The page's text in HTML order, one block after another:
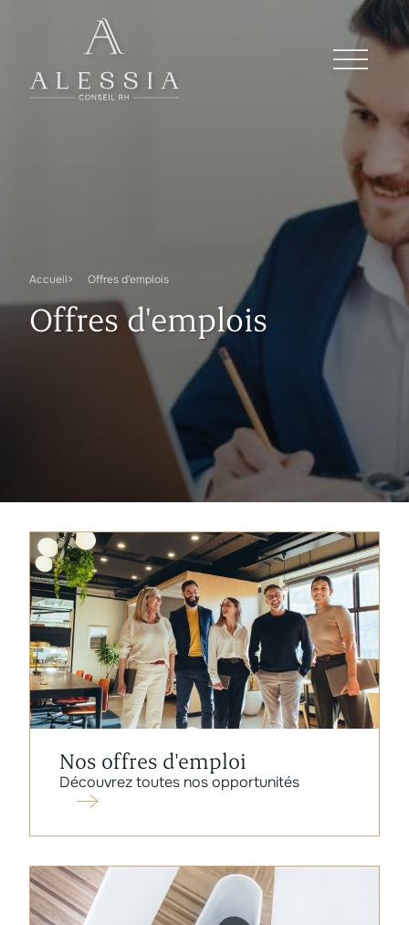
Accueil Offres d'emplois
Offres d'emplois
Nos offres d'emploi
Découvrez toutes nos opportunités